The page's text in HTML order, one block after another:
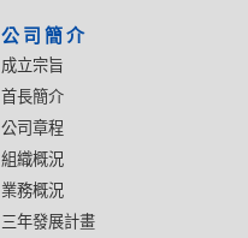
公司簡介
成立宗旨
首長簡介
公司章程
組織概況
業務概況
三年發展計畫